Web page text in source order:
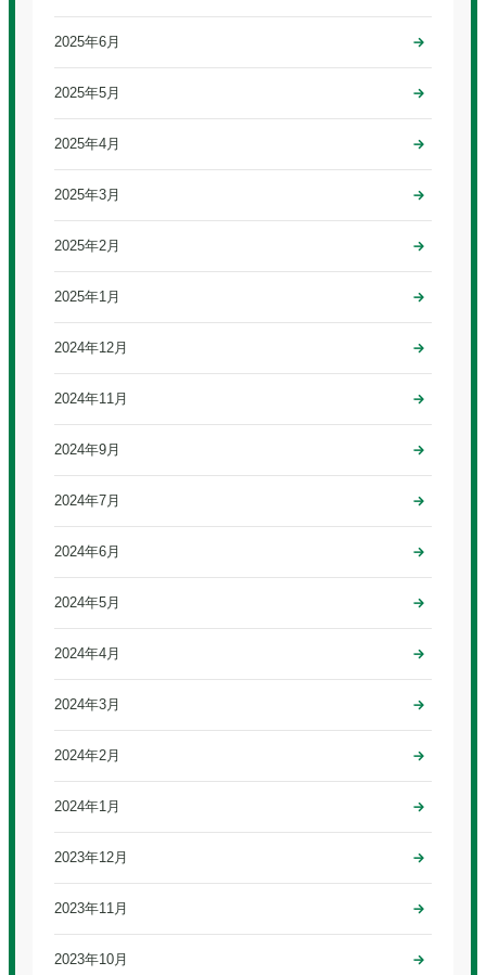
2025年6月
2025年5月
2025年4月
2025年3月
2025年2月
2025年1月
2024年12月
2024年11月
2024年9月
2024年7月
2024年6月
2024年5月
2024年4月
2024年3月
2024年2月
2024年1月
2023年12月
2023年11月
2023年10月